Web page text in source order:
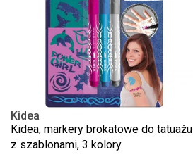
Kidea
Kidea, markery brokatowe do tatuażu
z szablonami, 3 kolory